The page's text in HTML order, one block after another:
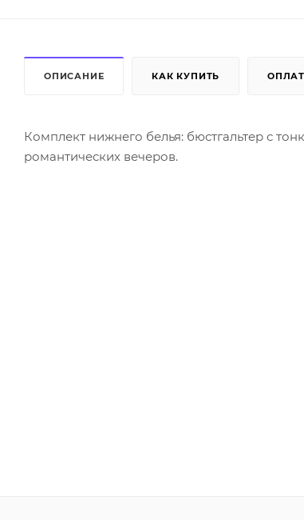
ОПИСАНИЕ КАК КУПИТЬ
Комплект нижнего белья: бюстгальтер с
романтических вечеров.